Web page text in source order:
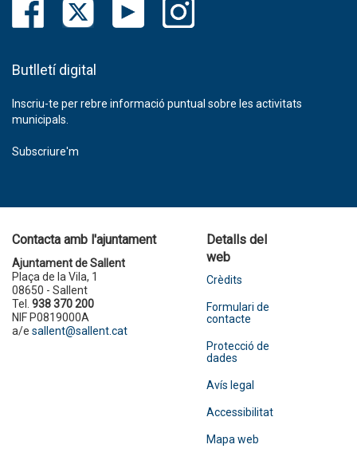
Butlletí digital
Inscriu-te per rebre informació puntual sobre les activitats
municipals.
Subscriure'm
Contacta amb l'ajuntament
Ajuntament de Sallent
Plaça de la Vila, 1
08650 - Sallent
Tel. 938 370 200
NIF P0819000A
a/e sallent@sallent.cat
Detalls del
web
Crèdits
Formulari de
contacte
Protecció de
dades
Avís legal
Accessibilitat
Mapa web